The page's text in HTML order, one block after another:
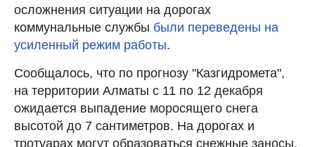
осложнения ситуации на дорогах
коммунальные службы были переведены на
усиленный режим работы.
Сообщалось, что по прогнозу "Казгидромета",
на территории Алматы с 11 по 12 декабря
ожидается выпадение моросящего снега
высотой до 7 сантиметров. На дорогах и
тротуарах могут образоваться снежные заносы,